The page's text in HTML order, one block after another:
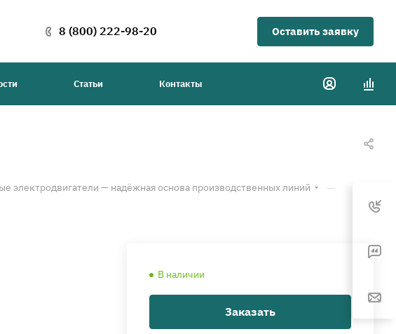
8 (800) 222-98-20 Оставить заявку
Статьи Контакты
электродвигатели — надёжная основа производственных линий —
В наличии
Заказать